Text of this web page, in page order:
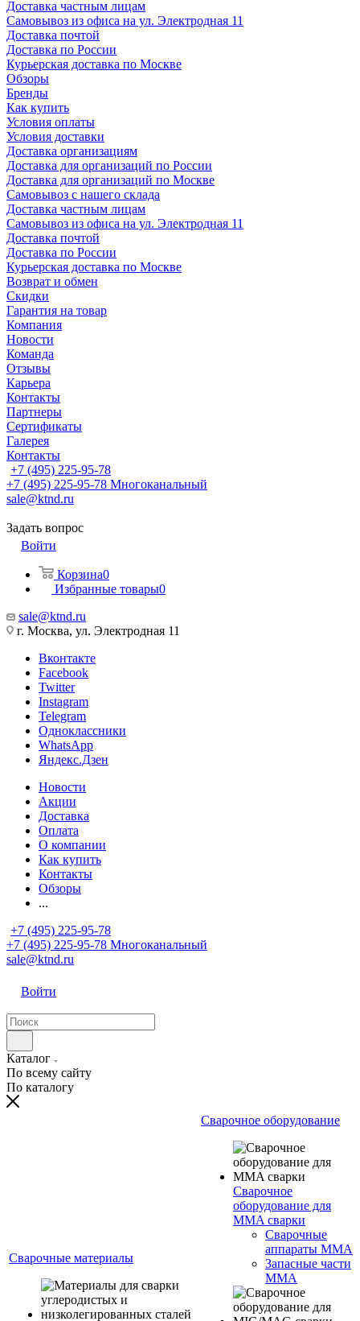
Доставка частным лицам
Самовывоз из офиса на ул. Электродная 11
Доставка почтой
Доставка по России
Курьерская доставка по Москве
Обзоры
Бренды
Как купить
Условия оплаты
Условия доставки
Доставка организациям
Доставка для организаций по России
Доставка для организаций по Москве
Самовывоз с нашего склада
Доставка частным лицам
Самовывоз из офиса на ул. Электродная 11
Доставка почтой
Доставка по России
Курьерская доставка по Москве
Возврат и обмен
Скидки
Гарантия на товар
Компания
Новости
Команда
Отзывы
Карьера
Контакты
Партнеры
Сертификаты
Галерея
Контакты
+7 (495) 225-95-78
+7 (495) 225-95-78 Многоканальный
sale@ktnd.ru
Задать вопрос
Войти
Корзина0
Избранные товары0
sale@ktnd.ru
г. Москва, ул. Электродная 11
Вконтакте
Facebook
Twitter
Instagram
Telegram
Одноклассники
WhatsApp
Яндекс.Дзен
Новости
Акции
Доставка
Оплата
О компании
Как купить
Контакты
Обзоры
...
+7 (495) 225-95-78
+7 (495) 225-95-78 Многоканальный
sale@ktnd.ru
Войти
Каталог
По всему сайту
По каталогу
Сварочные материалы
Сварочное оборудование
Сварочное
оборудование для
MMA сварки
Сварочные
аппараты MMA
Запасные части
MMA